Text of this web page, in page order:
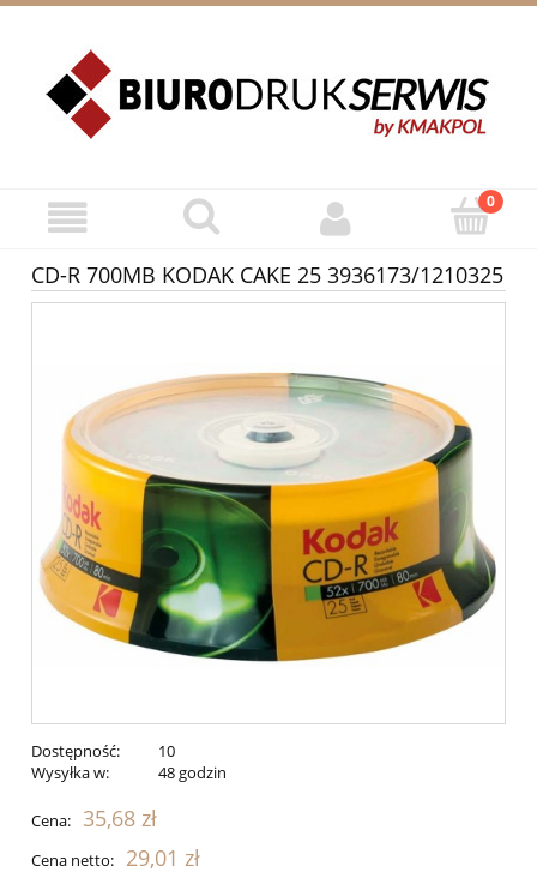
CD-R 700MB KODAK CAKE 25 3936173/1210325
Dostępność:
10
Wysyłka w:
48 godzin
Cena: 35,68 zł
Cena netto: 29,01 zł